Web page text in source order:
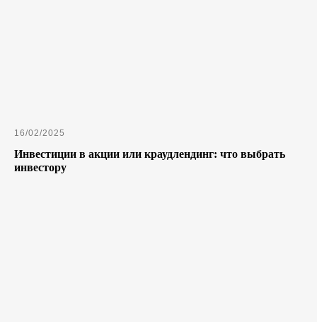
16/02/2025
Инвестиции в акции или краудлендинг: что выбрать
инвестору